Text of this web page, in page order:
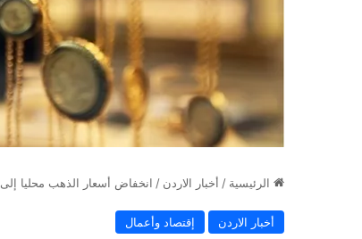
الرئيسية / أخبار الاردن / انخفاض أسعار الذهب محليا إلى 81.6 دينارا للغرام
أخبار الاردن إقتصاد وأعمال